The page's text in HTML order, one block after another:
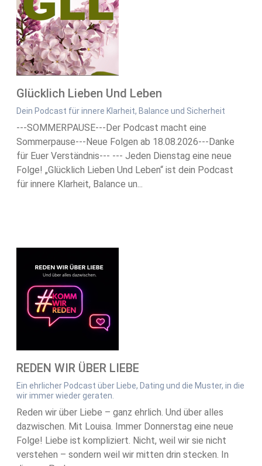
Glücklich Lieben Und Leben
Dein Podcast für innere Klarheit, Balance und Sicherheit
---SOMMERPAUSE---Der Podcast macht eine
Sommerpause---Neue Folgen ab 18.08.2026---Danke
für Euer Verständnis--- --- Jeden Dienstag eine neue
Folge! „Glücklich Lieben Und Leben“ ist dein Podcast
für innere Klarheit, Balance un...
REDEN WIR ÜBER LIEBE
Ein ehrlicher Podcast über Liebe, Dating und die Muster, in die
wir immer wieder geraten.
Reden wir über Liebe – ganz ehrlich. Und über alles
dazwischen. Mit Louisa. Immer Donnerstag eine neue
Folge! Liebe ist kompliziert. Nicht, weil wir sie nicht
verstehen – sondern weil wir mitten drin stecken. In